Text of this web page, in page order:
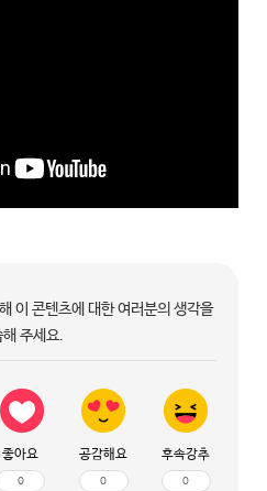
이 콘텐츠에 대한 여러분의 생각을
해 주세요.
좋아요
0
공감해요
0
후속강추
0